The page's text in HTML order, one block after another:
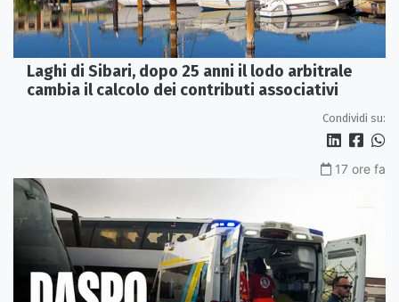
Laghi di Sibari, dopo 25 anni il lodo arbitrale
cambia il calcolo dei contributi associativi
Condividi su:
17 ore fa